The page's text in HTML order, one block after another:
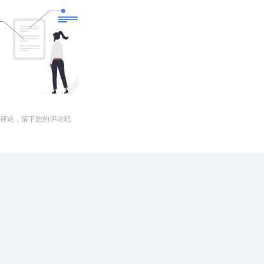
论，留下您的评论吧